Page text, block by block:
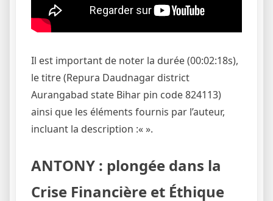
Il est important de noter la durée (00:02:18s),
le titre (Repura Daudnagar district
Aurangabad state Bihar pin code 824113)
ainsi que les éléments fournis par l’auteur,
incluant la description :«».
ANTONY : plongée dans la
Crise Financière et Éthique